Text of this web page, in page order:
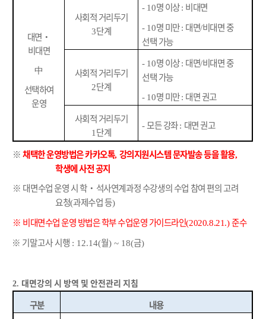
대면 ‧
비대면
中
선택하여
운영
사회적 거리두기
3단계
- 10명 이상: 비대면
- 10명 미만: 대면/비대면 중
선택 가능
사회적 거리두기
2단계
- 10명 이상: 대면/비대면 중
선택 가능
- 10명 미만: 대면 권고
사회적 거리두기
1단계 -모든 강좌: 대면 권고
※채택한 운영방법은 카카오톡, 강의지원시스템 문자발송 등을 활용,
학생에 사전 공지
※ 대면수업 운영 시 학 ‧ 석사연계과정 수강생의 수업 참여 편의 고려
요청(과제수업 등)
※ 비대면수업 운영 방법은 학부 수업운영 가이드라인(2020.8.21.)준수
※ 기말고사 시행 : 12.14(월) ~ 18(금)
2. 대면강의 시 방역 및 안전관리 지침
구분 내용